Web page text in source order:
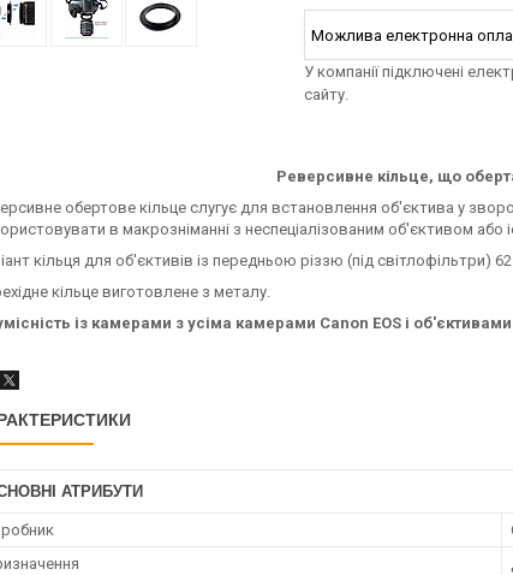
У компанії підключені
сайту.
Реверсивне кільце, що
обертове кільце слугує для встановлення об'єктива у
в макрозніманні з неспеціалізованим об'єктивом
кільця для об'єктивів із передньою різзю (під світлофільтри)
кільце виготовлене з металу.
із камерами з усіма камерами Canon EOS і
АТРИБУТИ